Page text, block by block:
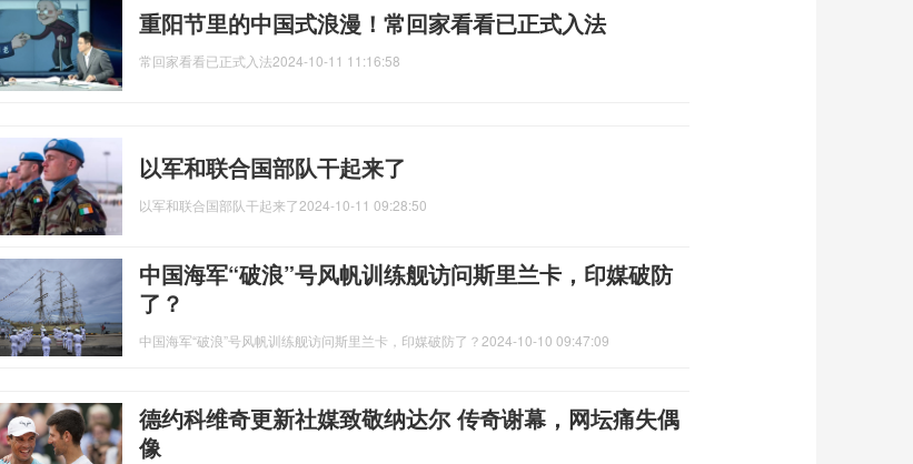
重阳节里的中国式浪漫！常回家看看已正式入法
常回家看看已正式入法2024-10-11 11:16:58
以军和联合国部队干起来了
以军和联合国部队干起来了2024-10-11 09:28:50
中国海军“破浪”号风帆训练舰访问斯里兰卡，印媒破防
了？
中国海军“破浪”号风帆训练舰访问斯里兰卡，印媒破防了？ 2024-10-10 09:47:09
德约科维奇更新社媒致敬纳达尔 传奇谢幕，网坛痛失偶
像